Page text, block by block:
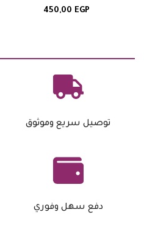
450,00 EGP
دفع سهل وفوري
توصيل سريع وموثوق